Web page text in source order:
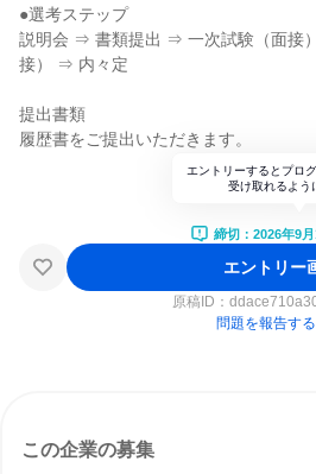
●選考ステップ
説明会 ⇒ 書類提出 ⇒ 一次試験（面接
接） ⇒ 内々定
提出書類
履歴書をご提出いただきます。
エントリーするとプロ
受け取れるよう
締切：2026年9月
エントリー
原稿ID：
問題を報告する
この企業の募集